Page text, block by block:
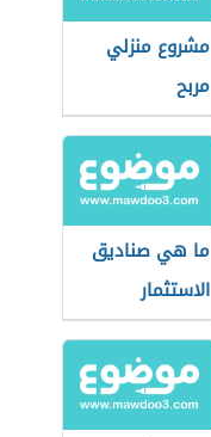
مشروع منزلي
مربح
ما هي صناديق
الاستثمار